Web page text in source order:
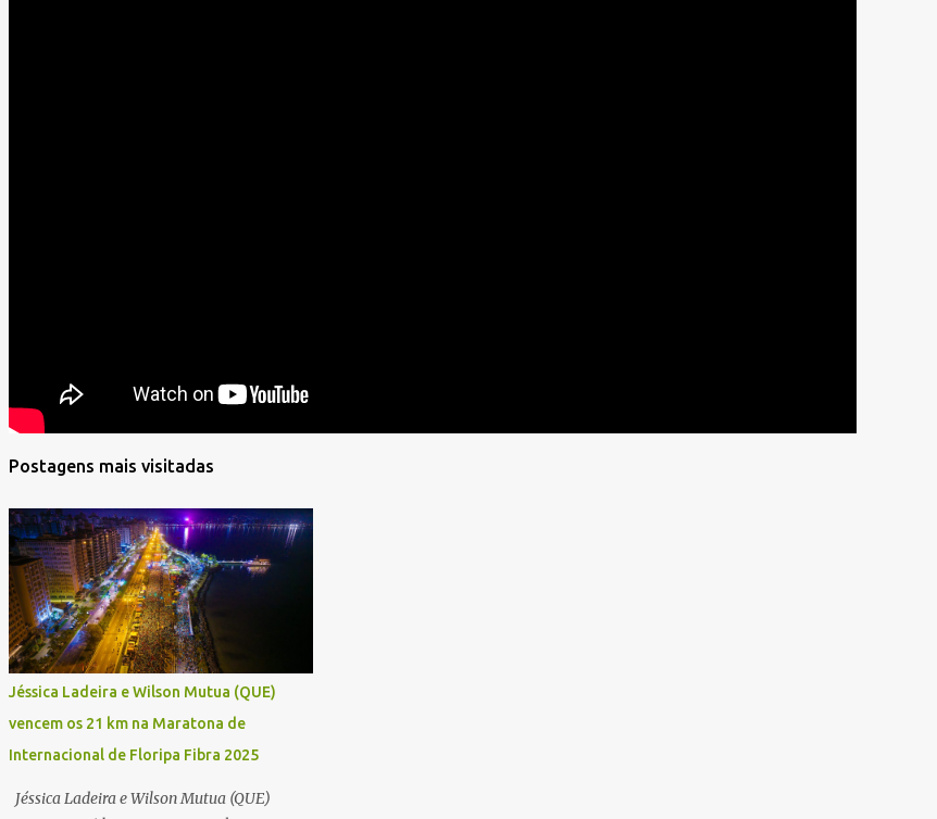
Postagens mais visitadas
Jéssica Ladeira e Wilson Mutua (QUE)
vencem os 21 km na Maratona de
Internacional de Floripa Fibra 2025
Jéssica Ladeira e Wilson Mutua (QUE)